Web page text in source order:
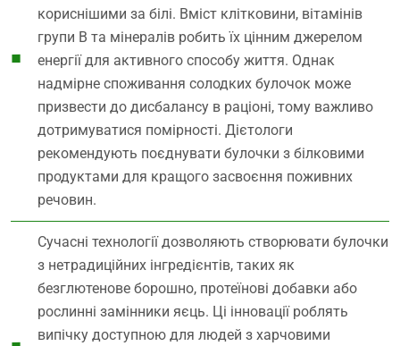
кориснішими за білі. Вміст клітковини, вітамінів
групи В та мінералів робить їх цінним джерелом
енергії для активного способу життя. Однак
надмірне споживання солодких булочок може
призвести до дисбалансу в раціоні, тому важливо
дотримуватися помірності. Дієтологи
рекомендують поєднувати булочки з білковими
продуктами для кращого засвоєння поживних
речовин.
Сучасні технології дозволяють створювати булочки
з нетрадиційних інгредієнтів, таких як
безглютенове борошно, протеїнові добавки або
рослинні замінники яєць. Ці інновації роблять
випічку доступною для людей з харчовими